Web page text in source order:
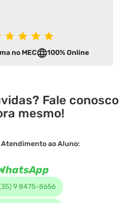
no MEC 100% Online
Fale conosco
mesmo!
Atendimento ao Aluno:
9 8475-8656